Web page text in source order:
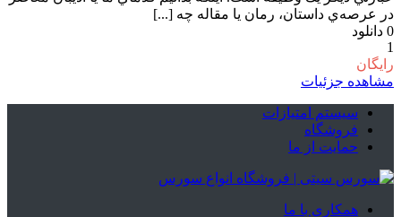
در عرصه‌ي داستان، رمان يا مقاله چه [...]
0 دانلود
1
رایگان
مشاهده جزئیات
سیستم امتیازات
فروشگاه
حمایت از ما
همکاری با ما